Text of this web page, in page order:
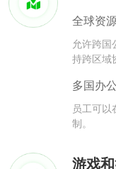
全球资
允许跨国
持跨区域
多国办
员工可以
制。
游戏